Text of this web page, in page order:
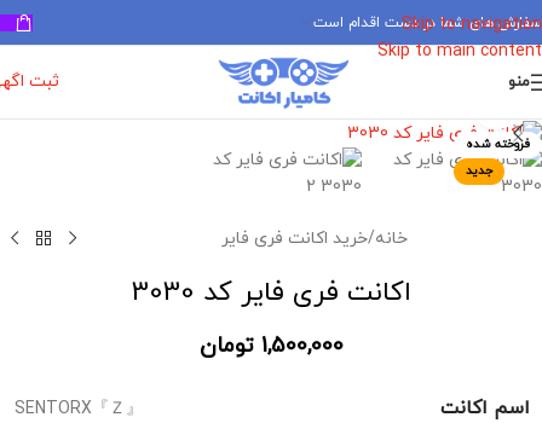
Skip to navigation
Skip to main content
سفارش های شما در دست اقدام است
منو ثبت
فروخته شده
جدید
برای بزرگنمایی کلیک کنید
خانه/خرید اکانت فری فایر
اکانت فری فایر کد 3030
1,500,000 تومان
اسم اکانت 『Ｚ』SENTORX